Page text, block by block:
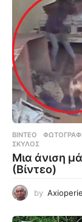
ΒΊΝΤΕΟ ,
ΣΚΎΛΟΣ
Μια άνιση
(Βίντεο)
by